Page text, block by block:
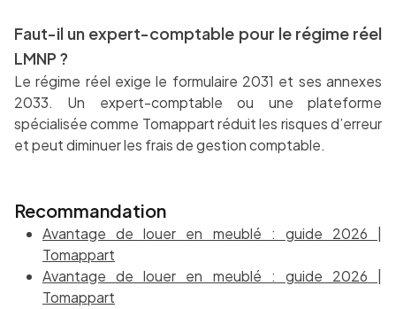
Faut-il un expert-comptable pour le régime réel
LMNP ?
Le régime réel exige le formulaire 2031 et ses annexes
2033. Un expert-comptable ou une plateforme
spécialisée comme Tomappart réduit les risques d’erreur
et peut diminuer les frais de gestion comptable.
Recommandation
Avantage de louer en meublé : guide 2026 |
Tomappart
Avantage de louer en meublé : guide 2026 |
Tomappart